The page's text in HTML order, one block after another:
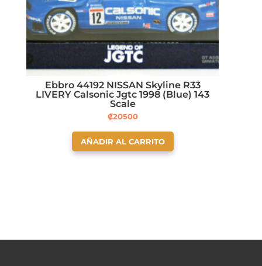
Ebbro 44192 NISSAN Skyline R33
LIVERY Calsonic Jgtc 1998 (Blue) 143
Scale
₡20500
AÑADIR AL CARRITO